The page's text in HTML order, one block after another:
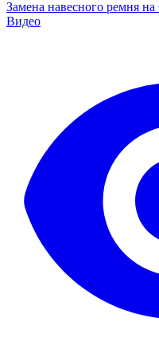
Замена навесного ремня
Видео